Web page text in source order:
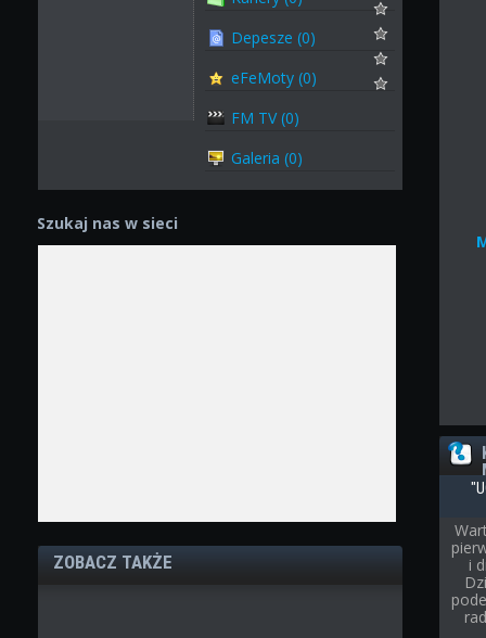
Depesze (0)
eFeMoty (0)
FM TV (0)
Galeria (0)
Szukaj nas w sieci
ZOBACZ TAKŻE
i